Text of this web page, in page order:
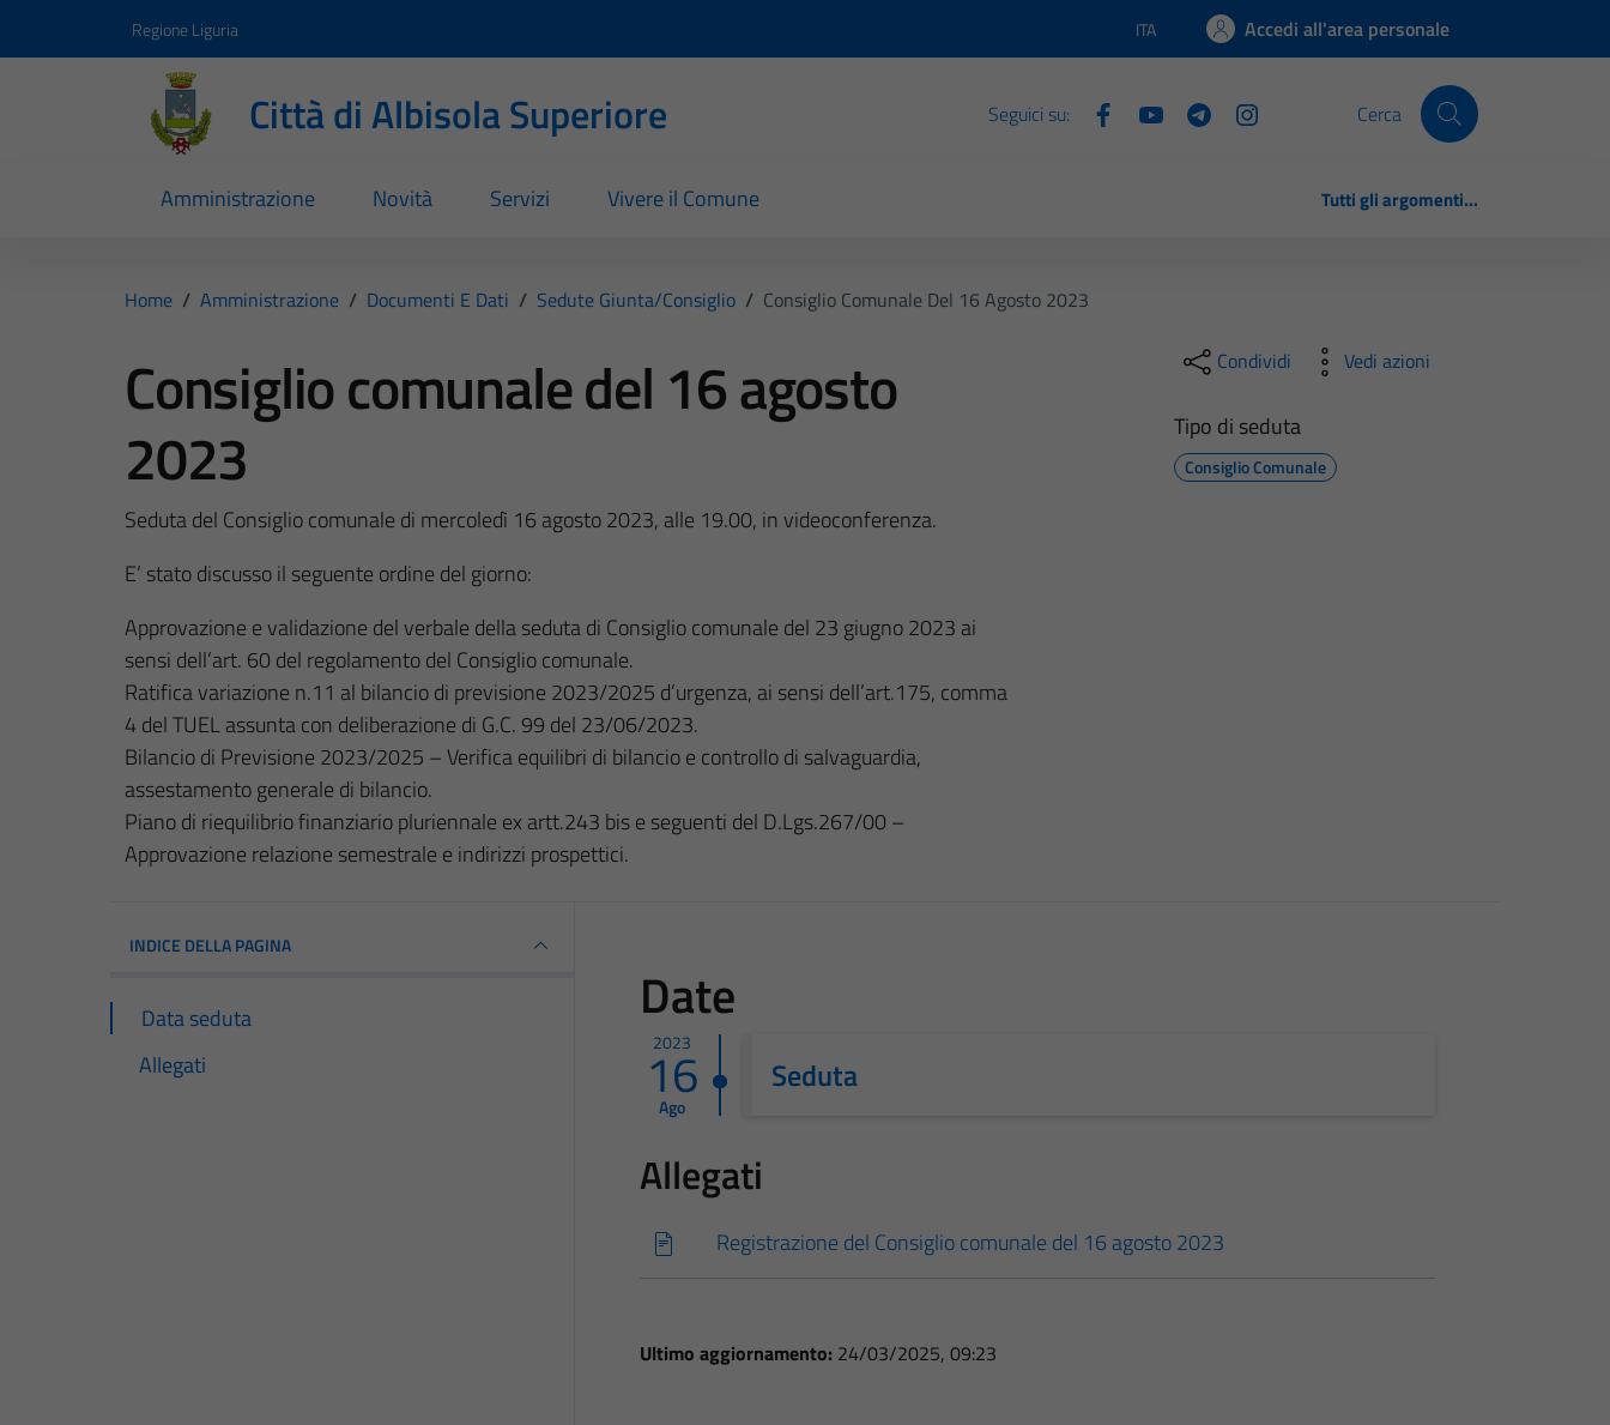
Regione Liguria Lingua attiva:
ITA Accedi all'area personale
Città di Albisola Superiore Seguici su: Cerca
Amministrazione Novità Servizi Vivere il Comune Tutti gli argomenti...
Home / Amministrazione / Documenti E Dati / Sedute Giunta/consiglio / Consiglio Comunale Del 16 Agosto 2023
Consiglio comunale del 16 agosto
2023
Seduta del Consiglio comunale di mercoledì 16 agosto 2023, alle 19.00, in videoconferenza.
E’ stato discusso il seguente ordine del giorno:
Approvazione e validazione del verbale della seduta di Consiglio comunale del 23 giugno 2023 ai
sensi dell’art. 60 del regolamento del Consiglio comunale.
Ratifica variazione n.11 al bilancio di previsione 2023/2025 d’urgenza, ai sensi dell’art.175, comma
4 del TUEL assunta con deliberazione di G.C. 99 del 23/06/2023.
Bilancio di Previsione 2023/2025 – Verifica equilibri di bilancio e controllo di salvaguardia,
assestamento generale di bilancio.
Piano di riequilibrio finanziario pluriennale ex artt.243 bis e seguenti del D.Lgs.267/00 –
Approvazione relazione semestrale e indirizzi prospettici.
Condividi Vedi azioni
Tipo di seduta
Consiglio Comunale
INDICE DELLA PAGINA
Data seduta
Allegati
Date
2023
16
Ago
Seduta
Allegati
Registrazione del Consiglio comunale del 16 agosto 2023
Ultimo aggiornamento: 24/03/2025, 09:23